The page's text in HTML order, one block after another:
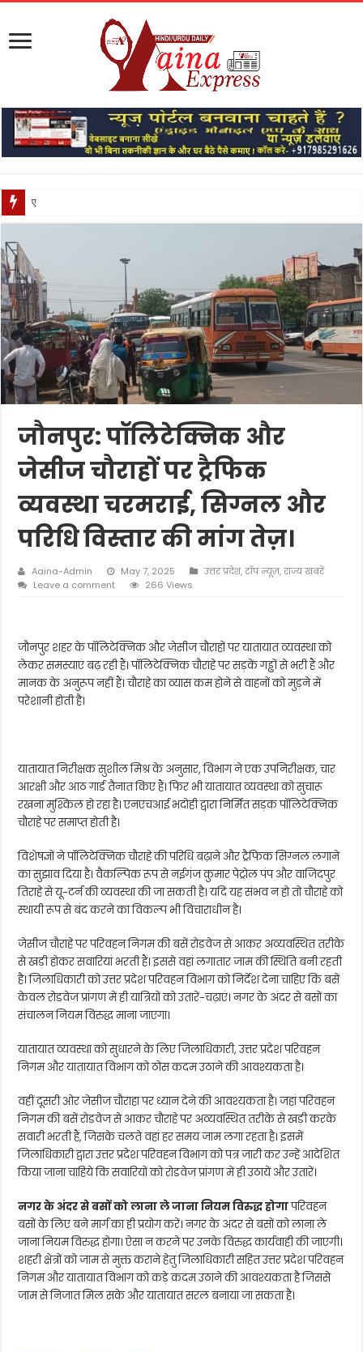
एंटी पेपर लीक संशोधन
जौनपुर: पॉलिटेक्निक और
जेसीज चौराहों पर ट्रैफिक
व्यवस्था चरमराई, सिग्नल और
परिधि विस्तार की मांग तेज़।
Aaina-Admin May 7, 2025 उत्तर प्रदेश,टॉप न्यूज़,राज्य खबरें
Leave a comment
266 Views
जौनपुर शहर के पॉलिटेक्निक और जेसीज चौराहों पर यातायात व्यवस्था को
लेकर समस्याएं बढ़ रही हैं। पॉलिटेक्निक चौराहे पर सड़कें गड्ढों से भरी हैं और
मानक के अनुरूप नहीं हैं। चौराहे का व्यास कम होने से वाहनों को मुड़ने में
परेशानी होती है।
यातायात निरीक्षक सुशील मिश्र के अनुसार, विभाग ने एक उपनिरीक्षक, चार
आरक्षी और आठ गार्ड तैनात किए हैं। फिर भी यातायात व्यवस्था को सुचारू
रखना मुश्किल हो रहा है। एनएचआई भदोही द्वारा निर्मित सड़क पॉलिटेक्निक
चौराहे पर समाप्त होती है।
विशेषज्ञों ने पॉलिटेक्निक चौराहे की परिधि बढ़ाने और ट्रैफिक सिग्नल लगाने
का सुझाव दिया है। वैकल्पिक रूप से नईगंज कुमार पेट्रोल पंप और वाजिदपुर
तिराहे से यू-टर्न की व्यवस्था की जा सकती है। यदि यह संभव न हो तो चौराहे को
स्थायी रूप से बंद करने का विकल्प भी विचाराधीन है।
जेसीज चौराहे पर परिवहन निगम की बसें रोडवेज से आकर अव्यवस्थित तरीके
से खड़ी होकर सवारियां भरती हैं। इससे वहां लगातार जाम की स्थिति बनी रहती
है। जिलाधिकारी को उत्तर प्रदेश परिवहन विभाग को निर्देश देना चाहिए कि बसें
केवल रोडवेज प्रांगण में ही यात्रियों को उतारें-चढ़ाएं। नगर के अंदर से बसों का
संचालन नियम विरुद्ध माना जाएगा।
यातायात व्यवस्था को सुधारने के लिए जिलाधिकारी, उत्तर प्रदेश परिवहन
निगम और यातायात विभाग को ठोस कदम उठाने की आवश्यकता है।
वहीं दूसरी ओर जेसीज चौराहा पर ध्यान देने की आवश्यकता है। जहां परिवहन
निगम की बसें रोडवेज से आकर चौराहे पर अव्यवस्थित तरीके से खड़ी करके
सवारी भरती हैं, जिसके चलते वहां हर समय जाम लगा रहता है। इसमें
जिलाधिकारी द्वारा उत्तर प्रदेश परिवहन विभाग को पत्र जारी कर उन्हें आदेशित
किया जाना चाहिये कि सवारियों को रोडवेज प्रांगण में ही उठायें और उतारें।
नगर के अंदर से बसों को लाना ले जाना नियम विरुद्ध होगापरिवहन
बसों के लिए बने मार्ग का ही प्रयोग करें। नगर के अंदर से बसों को लाना ले
जाना नियम विरुद्ध होगा। ऐसा न करने पर उनके विरुद्ध कार्यवाही की जाएगी।
शहरी क्षेत्रों को जाम से मुक्त कराने हेतु जिलाधिकारी सहित उत्तर प्रदेश परिवहन
निगम और यातायात विभाग को कड़े कदम उठाने की आवश्यकता है जिससे
जाम से निजात मिल सके और यातायात सरल बनाया जा सकता है।